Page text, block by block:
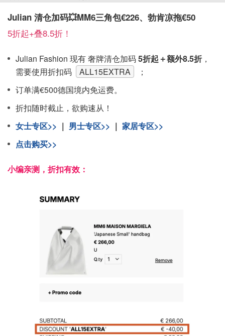
Julian 清仓加码💥MM6三角包€226、勃肯凉拖€50
5折起+叠8.5折！
Julian Fashion 现有 奢牌清仓加码5折起＋额外8.5折 ，
需要使用折扣码
ALL15EXTRA
；
订单满€500德国境内免运费。
折扣随时截止，欲购速从！
女士专区>> ｜ 男士专区>> ｜ 家居专区>>
点击购买>>
小编亲测，折扣有效：